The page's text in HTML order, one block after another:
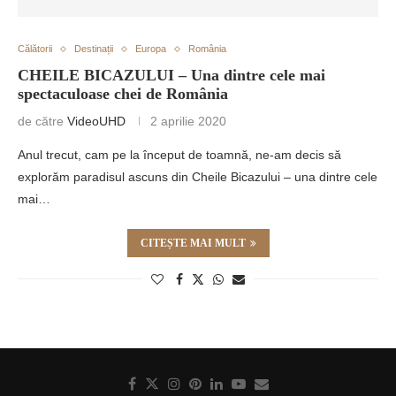
Călătorii Destinații Europa România
CHEILE BICAZULUI – Una dintre cele mai
spectaculoase chei de România
de către VideoUHD 2 aprilie 2020
Anul trecut, cam pe la început de toamnă, ne-am decis să
explorăm paradisul ascuns din Cheile Bicazului – una dintre cele
mai…
CITEȘTE MAI MULT